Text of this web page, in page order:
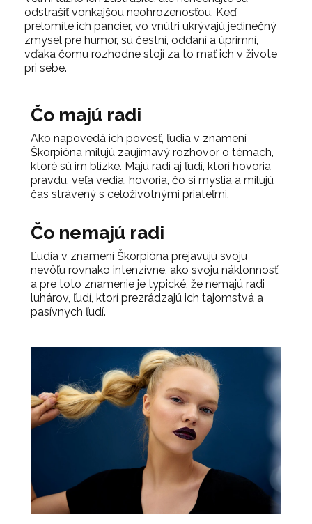
odstrašiť vonkajšou neohrozenosťou. Keď
prelomíte ich pancier, vo vnútri ukrývajú jedinečný
zmysel pre humor, sú čestní, oddaní a úprimní,
vďaka čomu rozhodne stojí za to mať ich v živote
pri sebe.
Čo majú radi
Ako napovedá ich povesť, ľudia v znamení
Škorpióna milujú zaujímavý rozhovor o témach,
ktoré sú im blízke. Majú radi aj ľudí, ktorí hovoria
pravdu, veľa vedia, hovoria, čo si myslia a milujú
čas strávený s celoživotnými priateľmi.
Čo nemajú radi
Ľudia v znamení Škorpióna prejavujú svoju
nevôľu rovnako intenzívne, ako svoju náklonnosť,
a pre toto znamenie je typické, že nemajú radi
luhárov, ľudí, ktorí prezrádzajú ich tajomstvá a
pasívnych ľudí.